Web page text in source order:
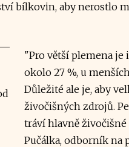
bílkovin, aby nerostlo
"Pro větší plemena
okolo 27 %, u
Důležité ale je, aby
živočišných zdrojů.
tráví hlavně
Pučálka, odborník na